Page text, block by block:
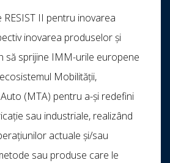
II pentru inovarea
inovarea produselor și
să sprijine IMM-urile europene
Mobilității,
(MTA) pentru a-și redefini
sau industriale, realizând
actuale și/sau
sau produse care le